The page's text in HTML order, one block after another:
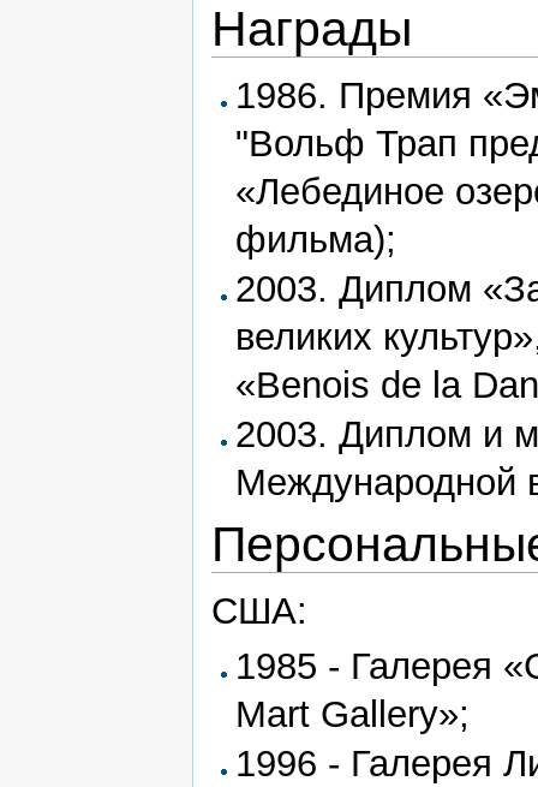
Награды
1986. Премия
"Вольф Трап
«Лебединое
фильма);
2003. Диплом
великих
«Benois de la
2003. Диплом и
Международной
США:
1985 - Галерея
Mart Gallery»;
1996 - Галерея